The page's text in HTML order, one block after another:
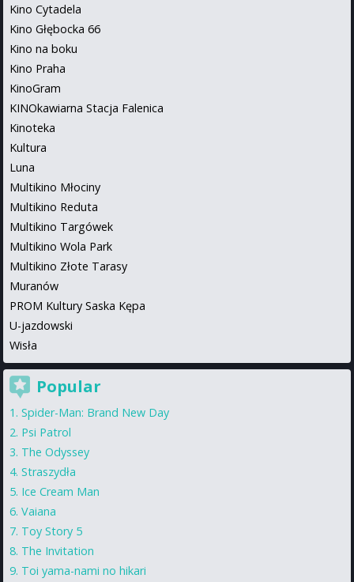
Kino Cytadela
Kino Głębocka 66
Kino na boku
Kino Praha
KinoGram
KINOkawiarna Stacja Falenica
Kinoteka
Kultura
Luna
Multikino Młociny
Multikino Reduta
Multikino Targówek
Multikino Wola Park
Multikino Złote Tarasy
Muranów
PROM Kultury Saska Kępa
U-jazdowski
Wisła
Popular
Spider-Man: Brand New Day
Psi Patrol
The Odyssey
Straszydła
Ice Cream Man
Vaiana
Toy Story 5
The Invitation
Toi yama-nami no hikari